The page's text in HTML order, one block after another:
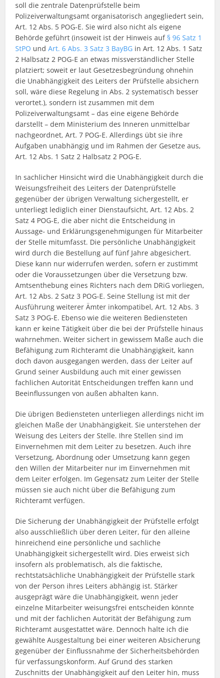
soll die zentrale Datenprüfstelle beim
Polizeiverwaltungsamt organisatorisch angegliedert sein,
Art. 12 Abs. 5 POG-E. Sie wird also nicht als eigene
Behörde geführt (insoweit ist der Hinweis auf § 96 Satz 1
StPO undArt. 6 Abs. 3 Satz 3 BayBG in Art. 12 Abs. 1 Satz
2 Halbsatz 2 POG-E an etwas missverständlicher Stelle
platziert; soweit er laut Gesetzesbegründung ohnehin
die Unabhängigkeit des Leiters der Prüfstelle absichern
soll, wäre diese Regelung in Abs. 2 systematisch besser
verortet.), sondern ist zusammen mit dem
Polizeiverwaltungsamt – das eine eigene Behörde
darstellt – dem Ministerium des Inneren unmittelbar
nachgeordnet, Art. 7 POG-E. Allerdings übt sie ihre
Aufgaben unabhängig und im Rahmen der Gesetze aus,
Art. 12 Abs. 1 Satz 2 Halbsatz 2 POG-E.
In sachlicher Hinsicht wird die Unabhängigkeit durch die
Weisungsfreiheit des Leiters der Datenprüfstelle
gegenüber der übrigen Verwaltung sichergestellt, er
unterliegt lediglich einer Dienstaufsicht, Art. 12 Abs. 2
Satz 4 POG-E, die aber nicht die Entscheidung in
Aussage- und Erklärungsgenehmigungen für Mitarbeiter
der Stelle mitumfasst. Die persönliche Unabhängigkeit
wird durch die Bestellung auf fünf Jahre abgesichert.
Diese kann nur widerrufen werden, sofern er zustimmt
oder die Voraussetzungen über die Versetzung bzw.
Amtsenthebung eines Richters nach dem DRiG vorliegen,
Art. 12 Abs. 2 Satz 3 POG-E. Seine Stellung ist mit der
Ausführung weiterer Ämter inkompatibel, Art. 12 Abs. 3
Satz 3 POG-E. Ebenso wie die weiteren Bediensteten
kann er keine Tätigkeit über die bei der Prüfstelle hinaus
wahrnehmen. Weiter sichert in gewissem Maße auch die
Befähigung zum Richteramt die Unabhängigkeit, kann
doch davon ausgegangen werden, dass der Leiter auf
Grund seiner Ausbildung auch mit einer gewissen
fachlichen Autorität Entscheidungen treffen kann und
Beeinflussungen von außen abhalten kann.
Die übrigen Bediensteten unterliegen allerdings nicht im
gleichen Maße der Unabhängigkeit. Sie unterstehen der
Weisung des Leiters der Stelle. Ihre Stellen sind im
Einvernehmen mit dem Leiter zu besetzen. Auch ihre
Versetzung, Abordnung oder Umsetzung kann gegen
den Willen der Mitarbeiter nur im Einvernehmen mit
dem Leiter erfolgen. Im Gegensatz zum Leiter der Stelle
müssen sie auch nicht über die Befähigung zum
Richteramt verfügen.
Die Sicherung der Unabhängigkeit der Prüfstelle erfolgt
also ausschließlich über deren Leiter, für den alleine
hinreichend eine persönliche und sachliche
Unabhängigkeit sichergestellt wird. Dies erweist sich
insofern als problematisch, als die faktische,
rechtstatsächliche Unabhängigkeit der Prüfstelle stark
von der Person ihres Leiters abhängig ist. Stärker
ausgeprägt wäre die Unabhängigkeit, wenn jeder
einzelne Mitarbeiter weisungsfrei entscheiden könnte
und mit der fachlichen Autorität der Befähigung zum
Richteramt ausgestattet wäre. Dennoch halte ich die
gewählte Ausgestaltung bei einer weiteren Absicherung
gegenüber der Einflussnahme der Sicherheitsbehörden
für verfassungskonform. Auf Grund des starken
Zuschnitts der Unabhängigkeit auf den Leiter hin, muss